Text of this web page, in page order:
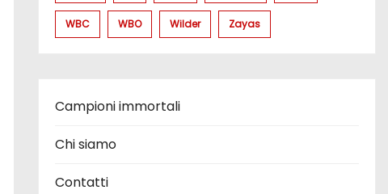
WBC WBO Wilder Zayas
Campioni immortali
Chi siamo
Contatti